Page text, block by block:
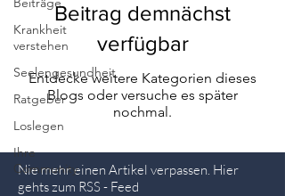
Krankheit
verstehen
Seelengesundheit
Ratgeber
Loslegen
Ihre
Community
Beitrag demnächst
verfügbar
Entdecke weitere Kategorien dieses
Blogs oder versuche es später
nochmal.
Nie mehr einen Artikel verpassen. Hier
gehts zum RSS - Feed